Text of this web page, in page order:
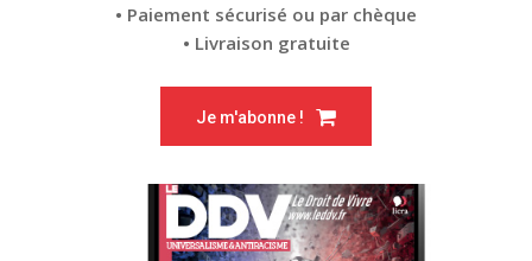
• Paiement sécurisé ou par chèque
• Livraison gratuite
Je m'abonne !